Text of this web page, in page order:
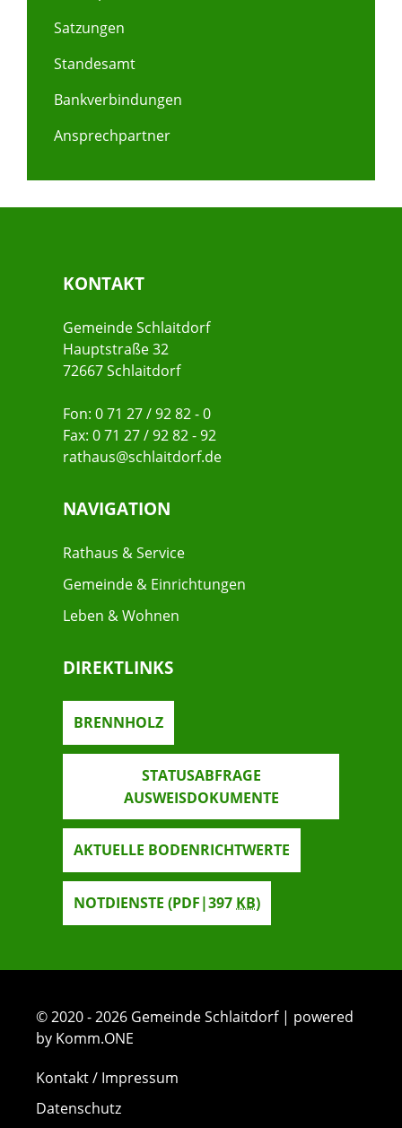
Satzungen
Standesamt
Bankverbindungen
Ansprechpartner
KONTAKT
Gemeinde Schlaitdorf
Hauptstraße 32
72667 Schlaitdorf
Fon: 0 71 27 / 92 82 - 0
Fax: 0 71 27 / 92 82 - 92
rathaus@schlaitdorf.de
NAVIGATION
Rathaus & Service
Gemeinde & Einrichtungen
Leben & Wohnen
DIREKTLINKS
BRENNHOLZ
STATUSABFRAGE
AUSWEISDOKUMENTE
AKTUELLE BODENRICHTWERTE
NOTDIENSTE (PDF|397 KB)
© 2020 - 2026 Gemeinde Schlaitdorf | powered
by Komm.ONE
Kontakt / Impressum
Datenschutz